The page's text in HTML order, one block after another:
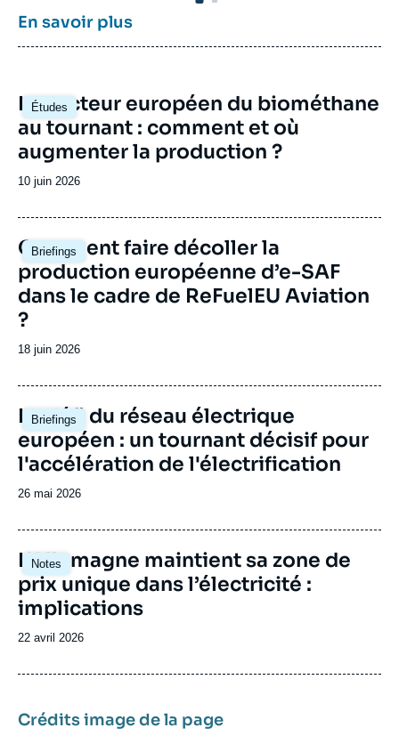
puissances comme les Etats-Unis, la Chine
ou l’Inde. Il offre une expertise reconnue,
enrichie de collaborations internationales et
En savoir plus
Études
Image
principale
Le secteur européen du biométhane
au tournant : comment et où
augmenter la production ?
Date
publication
10 juin 2026
Briefings
Image
principale
Comment faire décoller la
production européenne d’e-SAF
dans le cadre de ReFuelEU Aviation
?
Date
publication
18 juin 2026
Briefings
Image
principale
Le défi du réseau électrique
européen : un tournant décisif pour
l'accélération de l'électrification
Date
publication
26 mai 2026
Notes
Image
principale
L’Allemagne maintient sa zone de
prix unique dans l’électricité :
implications
Date
publication
22 avril 2026
Crédits image de la page